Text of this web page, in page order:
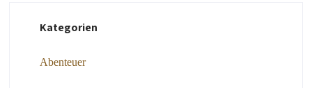
Kategorien
Abenteuer